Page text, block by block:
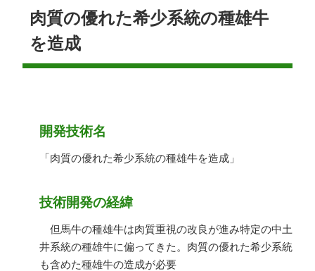
肉質の優れた希少系統の種雄牛
を造成
開発技術名
「肉質の優れた希少系統の種雄牛を造成」
技術開発の経緯
但馬牛の種雄牛は肉質重視の改良が進み特定の中土
井系統の種雄牛に偏ってきた。肉質の優れた希少系統
も含めた種雄牛の造成が必要